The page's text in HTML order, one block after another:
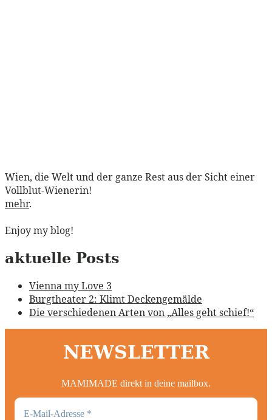
Wien, die Welt und der ganze Rest aus der Sicht einer
Vollblut-Wienerin!
mehr.
Enjoy my blog!
aktuelle Posts
Vienna my Love 3
Burgtheater 2: Klimt Deckengemälde
Die verschiedenen Arten von „Alles geht schief!“
NEWSLETTER
MAMIMADE direkt in deine mailbox.